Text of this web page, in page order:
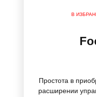
В
Простота в
расширении